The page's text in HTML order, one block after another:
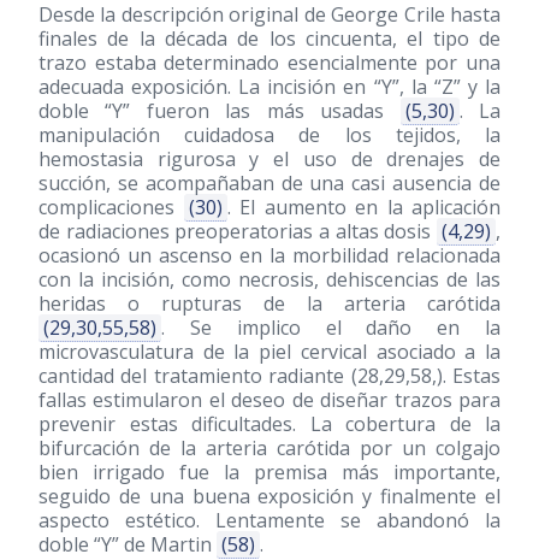
Desde la descripción original de George Crile hasta
finales de la década de los cincuenta, el tipo de
trazo estaba determinado esencialmente por una
adecuada exposición. La incisión en “Y”, la “Z” y la
doble “Y” fueron las más usadas
(5,30) . La
manipulación cuidadosa de los tejidos, la
hemostasia rigurosa y el uso de drenajes de
succión, se acompañaban de una casi ausencia de
complicaciones (30) . El aumento en la aplicación
de radiaciones preoperatorias a altas dosis (4,29) ,
ocasionó un ascenso en la morbilidad relacionada
con la incisión, como necrosis, dehiscencias de las
heridas o rupturas de la arteria carótida
(29,30,55,58) . Se implico el daño en la
microvasculatura de la piel cervical asociado a la
cantidad del tratamiento radiante (28,29,58,). Estas
fallas estimularon el deseo de diseñar trazos para
prevenir estas dificultades. La cobertura de la
bifurcación de la arteria carótida por un colgajo
bien irrigado fue la premisa más importante,
seguido de una buena exposición y finalmente el
aspecto estético. Lentamente se abandonó la
doble “Y” de Martin (58) .